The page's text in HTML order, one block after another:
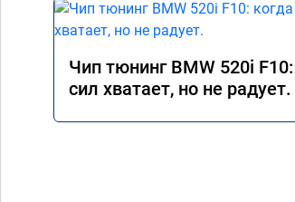
Чип тюнинг BMW 520i
сил хватает, но не радует.